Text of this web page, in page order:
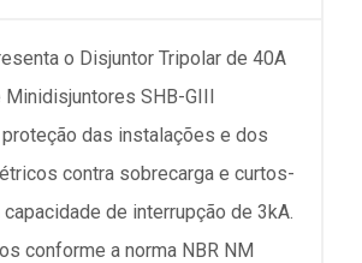
o Disjuntor Tripolar de 40A
Minidisjuntores SHB-GIII
das instalações e dos
contra sobrecarga e curtos-
de interrupção de 3kA.
conforme a norma NBR NM